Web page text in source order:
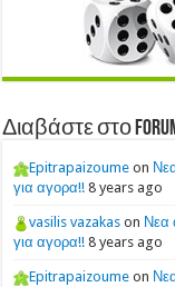
Διαβάστε στο
Epitrapaizoume on
για αγορα!! 8 years ago
vasilis vazakas on Νεα
για αγορα!! 8 years ago
Epitrapaizoume on